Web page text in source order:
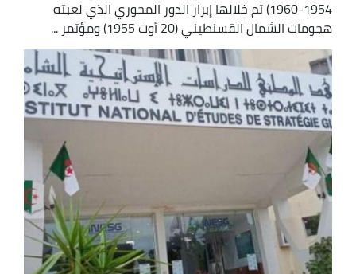
1954-1960) تم خلالها إبراز الدور المحوري الذي لعبته
هجومات الشمال القسنطيني (20 أوت 1955) ومؤتمر ...